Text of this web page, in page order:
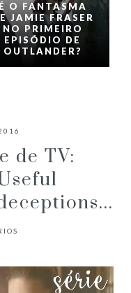
O FANTASMA
JAMIE FRASER
NO PRIMEIRO
EPISÓDIO DE
OUTLANDER?
de TV: